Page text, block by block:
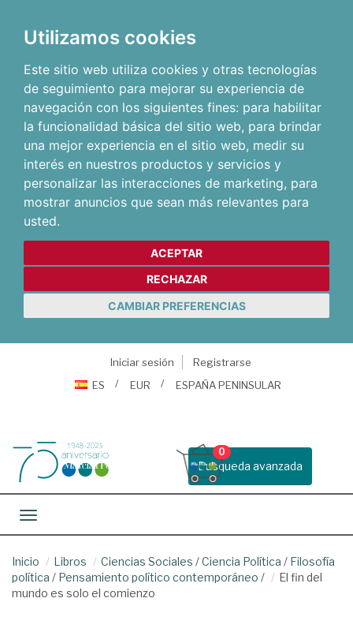
Utilizamos cookies
Este sitio web utiliza cookies y otras tecnologías
de seguimiento para mejorar su experiencia de
navegación con los siguientes fines: para habilitar
la funcionalidad básica del sitio web, para brindar
una mejor experiencia en el sitio web, medir su
interés en nuestros productos y servicios y
personalizar las interacciones de marketing, para
mostrar anuncios que sean más relevantes para
usted.
ACEPTAR
RECHAZAR
CAMBIAR PREFERENCIAS
Iniciar sesión
Registrarse
ES
EUR ESPAÑA PENINSULAR
Busqueda avanzada
0
Toggle navigation
Inicio Libros Ciencias Sociales /Ciencia Política / Filosofía
política / Pensamiento político contemporáneo /
El fin del
mundo es solo el comienzo